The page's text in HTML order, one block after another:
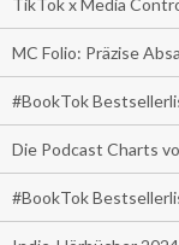
TikTok x Media
MC Folio: Präzise
#BookTok
Die Podcast Charts
#BookTok